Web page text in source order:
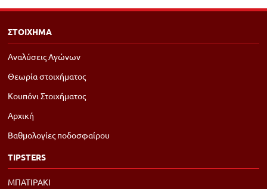
ΣΤΟΙΧΗΜΑ
Αναλύσεις Αγώνων
Θεωρία στοιχήματος
Κουπόνι Στοιχήματος
Αρχική
Βαθμολογίες ποδοσφαίρου
TIPSTERS
ΜΠΑΤΙΡΑΚΙ